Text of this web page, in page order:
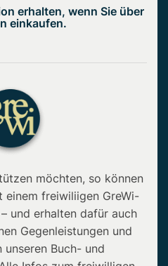
erhalten, wenn Sie über
einkaufen.
möchten, so können
einem freiwiliigen GreWi-
und erhalten dafür auch
Gegenleistungen und
unseren Buch- und